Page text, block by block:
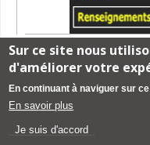
Mentions légales-création
www.denti-site.fr
Sur ce site nous
d'améliorer votre
En continuant à naviguer sur
En savoir plus
Je suis d'accord